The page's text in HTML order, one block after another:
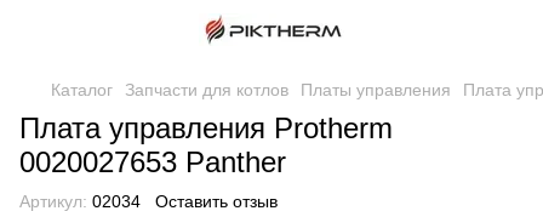
Каталог Запчасти для котлов Платы управления Плата
Плата управления Protherm
0020027653 Panther
Артикул: 02034 Оставить отзыв